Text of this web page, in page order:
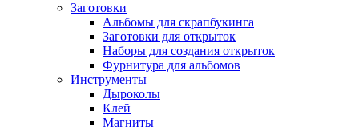
Заготовки
Альбомы для скрапбукинга
Заготовки для открыток
Наборы для создания открыток
Фурнитура для альбомов
Инструменты
Дыроколы
Клей
Магниты